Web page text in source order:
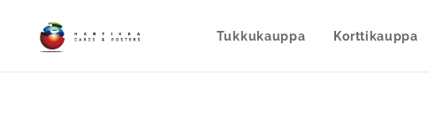
Tukkukauppa Korttikauppa